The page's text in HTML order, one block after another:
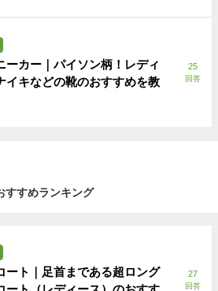
ーカー｜パイソン柄！レディ
イキなどの靴のおすすめを教
25
回答
すすめランキング
ート｜足首まである超ロング
27
回答